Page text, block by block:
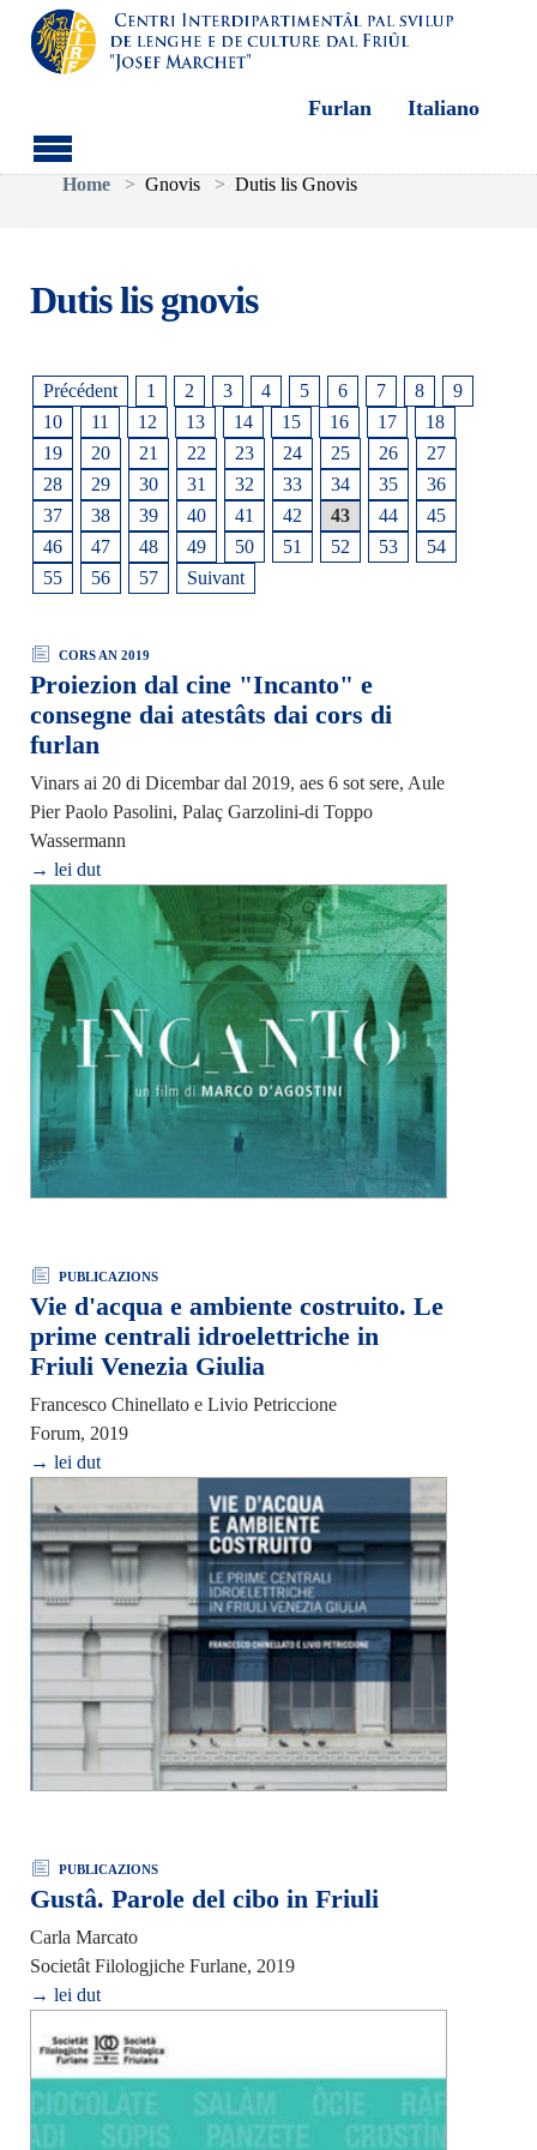
Aller au contenu principal
Furlan Italiano
Vous êtes ici:
Home
Gnovis Dutis lis Gnovis
Dutis lis gnovis
Précédent 1 2 3 4 5 6 7 8
9
10
11 12 13 14 15 16 17
18
19
20 21 22 23 24 25 26
27
28
29 30 31 32 33 34 35
36
37
38 39 40 41 42 43 44
45
46
47 48 49 50 51 52 53
54
55
56 57 Suivant
CORS AN 2019
Proiezion dal cine "Incanto" e
consegne dai atestâts dai cors di
furlan
Vinars ai 20 di Dicembar dal 2019, aes 6 sot sere, Aule
Pier Paolo Pasolini, Palaç Garzolini-di Toppo
Wassermann
→ lei dut
PUBLICAZIONS
Vie d'acqua e ambiente costruito. Le
prime centrali idroelettriche in
Friuli Venezia Giulia
Francesco Chinellato e Livio Petriccione
Forum, 2019
→ lei dut
PUBLICAZIONS
Gustâ. Parole del cibo in Friuli
Carla Marcato
Societât Filologjiche Furlane, 2019
→ lei dut